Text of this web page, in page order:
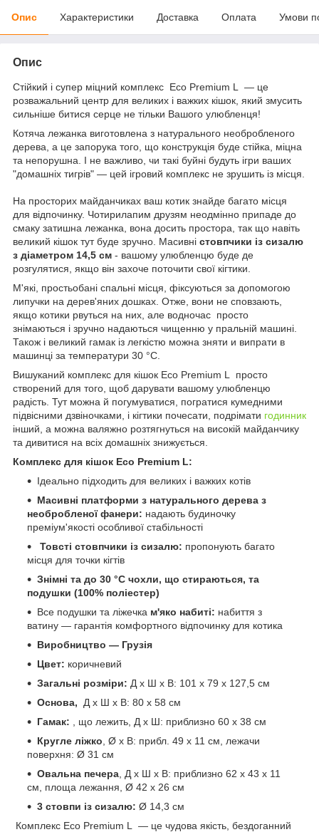
Опис Характеристики Доставка Оплата Умови
Опис
Стійкий і супер міцний комплекс Eco Premium L — це
розважальний центр для великих і важких кішок, який змусить
сильніше битися серце не тільки Вашого улюбленця!
Котяча лежанка виготовлена з натурального необробленого
дерева, а це запорука того, що конструкція буде стійка, міцна
та непорушна. І не важливо, чи такі буйні будуть ігри ваших
"домашніх тигрів" — цей ігровий комплекс не зрушить із місця.
На просторих майданчиках ваш котик знайде багато місця
для відпочинку. Чотирилапим друзям неодмінно припаде до
смаку затишна лежанка, вона досить простора, так що навіть
великий кішок тут буде зручно. Масивні стовпчики із сизалю
з діаметром 14,5 см - вашому улюбленцю буде де
розгулятися, якщо він захоче поточити свої кігтики.
М'які, простьобані спальні місця, фіксуються за допомогою
липучки на дерев'яних дошках. Отже, вони не сповзають,
якщо котики рвуться на них, але водночас просто
знімаються і зручно надаються чищенню у пральній машині.
Також і великий гамак із легкістю можна зняти и випрати в
машинці за температури 30 °C.
Вишуканий комплекс для кішок Eco Premium L просто
створений для того, щоб дарувати вашому улюбленцю
радість. Тут можна й погумуватися, погратися кумедними
підвісними дзвіночками, і кігтики почесати, подрімати годинник
інший, а можна валяжно розтягнуться на високій майданчику
та дивитися на всіх домашніх знижується.
Комплекс для кішок Eco Premium L:
Ідеально підходить для великих і важких котів
Масивні платформи з натурального дерева з
необробленої фанери: надають будиночку
преміум'якості особливої стабільності
Товсті стовпчики із сизалю: пропонують багато
місця для точки кігтів
Знімні та до 30 °C чохли, що стираються, та
подушки (100% поліестер)
Все подушки та ліжечка м'яко набиті: набиття з
ватину — гарантія комфортного відпочинку для котика
Виробництво — Грузія
Цвет: коричневий
Загальні розміри: Д х Ш х В: 101 х 79 х 127,5 см
Основа,
Д х Ш х В: 80 х 58 см
Гамак: , що лежить, Д х Ш: приблизно 60 х 38 см
Кругле ліжко Ø х В: прибл. 49 х 11 см, лежачи
поверхня: Ø 31 см
Овальна печера , Д х Ш х В: приблизно 62 х 43 х 11
см, площа лежання, Ø 42 х 26 см
3 стовпи із сизалю: Ø 14,3 см
Комплекс Eco Premium L — це чудова якість, бездоганний